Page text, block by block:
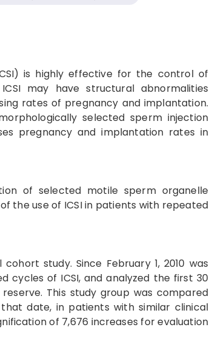
is highly effective for the control of
may have structural abnormalities
rates of pregnancy and implantation.
selected sperm injection
pregnancy and implantation rates in
of selected motile sperm organelle
the use of ICSI in patients with repeated
study. Since February 1, 2010 was
cycles of ICSI, and analyzed the first 30
This study group was compared
date, in patients with similar clinical
of 7,676 increases for evaluation